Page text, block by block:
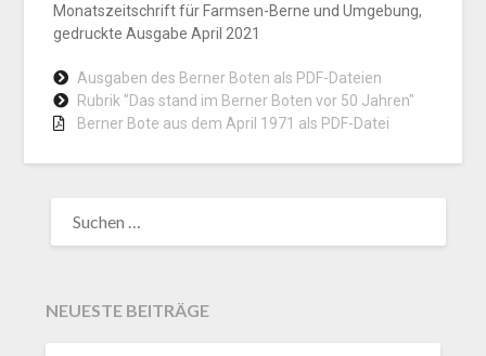
Monatszeitschrift für Farmsen-Berne und Umgebung,
gedruckte Ausgabe April 2021
Ausgaben des Berner Boten als PDF-Dateien
Rubrik "Das stand im Berner Boten vor 50 Jahren"
Berner Bote aus dem April 1971 als PDF-Datei
NEUESTE BEITRÄGE